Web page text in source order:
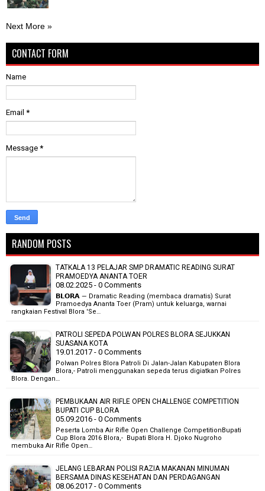
Next More »
CONTACT FORM
Name
Email *
Message *
RANDOM POSTS
TATKALA 13 PELAJAR SMP DRAMATIC READING SURAT
PRAMOEDYA ANANTA TOER
08.02.2025 - 0 Comments
𝗕𝗟𝗢𝗥𝗔 — Dramatic Reading (membaca dramatis) Surat
Pramoedya Ananta Toer (Pram) untuk keluarga, warnai
rangkaian Festival Blora 'Se…
PATROLI SEPEDA POLWAN POLRES BLORA SEJUKKAN
SUASANA KOTA
19.01.2017 - 0 Comments
Polwan Polres Blora Patroli Di Jalan-Jalan Kabupaten Blora
Blora,- Patroli menggunakan sepeda terus digiatkan Polres
Blora. Dengan…
PEMBUKAAN AIR RIFLE OPEN CHALLENGE COMPETITION
BUPATI CUP BLORA
05.09.2016 - 0 Comments
Peserta Lomba Air Rifle Open Challenge CompetitionBupati
Cup Blora 2016 Blora,- Bupati Blora H. Djoko Nugroho
membuka Air Rifle Open…
JELANG LEBARAN POLISI RAZIA MAKANAN MINUMAN
BERSAMA DINAS KESEHATAN DAN PERDAGANGAN
08.06.2017 - 0 Comments